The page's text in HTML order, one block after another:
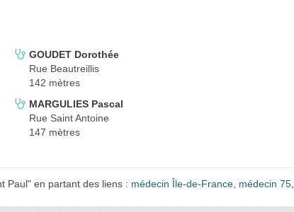
GOUDET Dorothée
Rue Beautreillis
142 mètres
MARGULIES Pascal
Rue Saint Antoine
147 mètres
Paul" en partant des liens : médecin Île-de-France, médecin 75,